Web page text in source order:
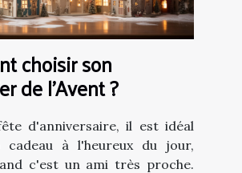
choisir son
de l'Avent ?
d'anniversaire, il est idéal
à l'heureux du jour,
c'est un ami très proche.